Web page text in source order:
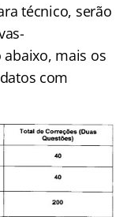
técnico, serão
mais os
com